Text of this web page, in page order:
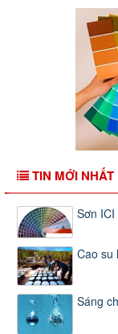
TIN MỚI NHẤT
Sơn
Cao su
Sáng